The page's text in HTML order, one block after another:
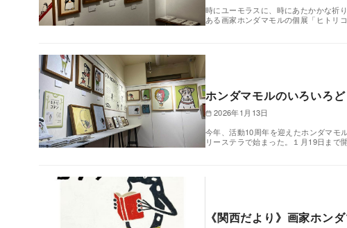
時にユーモラスに、時にあたかかな祈
ある画家ホンダマモルの個展「ヒトリ
ホンダマモルのいろいろ
2026年1月13日
今年、活動10周年を迎えたホンダマモ
リーステラで始まった。１月19日まで
《関西だより》画家ホン